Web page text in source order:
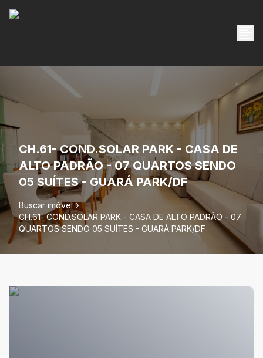
CH.61- COND.SOLAR PARK - CASA DE
ALTO PADRÃO - 07 QUARTOS SENDO
05 SUÍTES - GUARÁ PARK/DF
Buscar imóvel
CH.61- COND.SOLAR PARK - CASA DE ALTO PADRÃO - 07
QUARTOS SENDO 05 SUÍTES - GUARÁ PARK/DF